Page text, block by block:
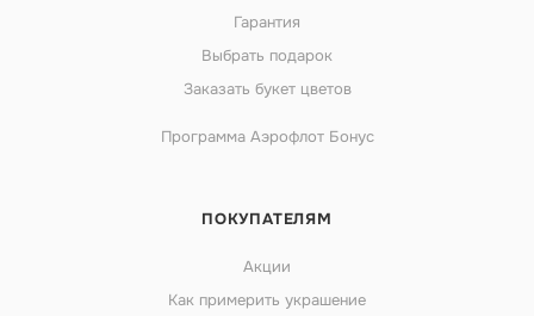
Гарантия
Выбрать подарок
Заказать букет цветов
Программа Аэрофлот Бонус
ПОКУПАТЕЛЯМ
Акции
Как примерить украшение